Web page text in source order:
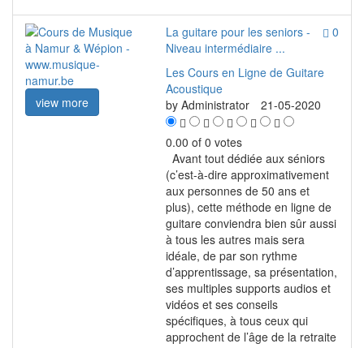
view more
0
La guitare pour les seniors -
Niveau intermédiaire ...
Les Cours en Ligne de Guitare
Acoustique
byAdministrator 21-05-2020
0.00 of 0 votes
Avant tout dédiée aux séniors
(c’est-à-dire approximativement
aux personnes de 50 ans et
plus), cette méthode en ligne de
guitare conviendra bien sûr aussi
à tous les autres mais sera
idéale, de par son rythme
d’apprentissage, sa présentation,
ses multiples supports audios et
vidéos et ses conseils
spécifiques, à tous ceux qui
approchent de l’âge de la retraite